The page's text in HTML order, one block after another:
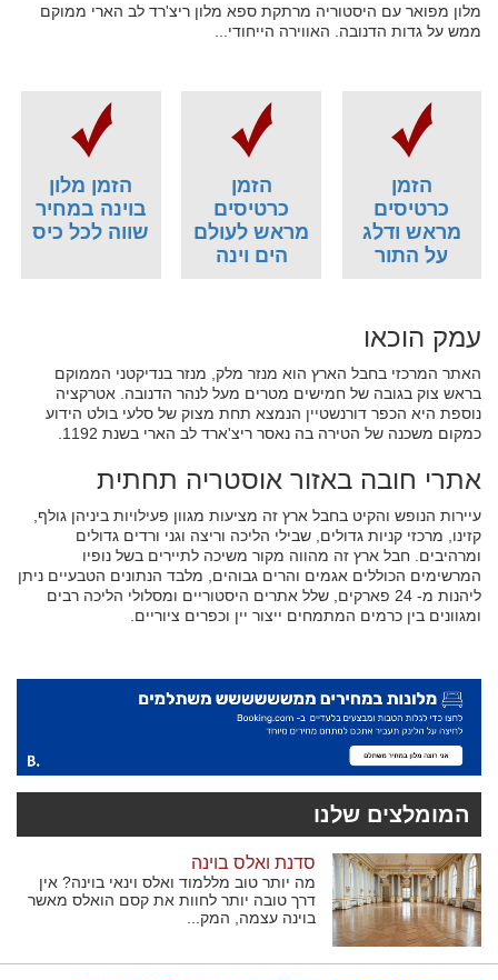
מלון מפואר עם היסטוריה מרתקת ספא מלון ריצ'רד לב הארי ממוקם
ממש על גדות הדנובה. האווירה הייחודי...
הזמן
כרטיסים
מראש ודלג
על התור
הזמן
כרטיסים
מראש לעולם
הים וינה
הזמן מלון
בוינה במחיר
שווה לכל כיס
עמק הוכאו
האתר המרכזי בחבל הארץ הוא מנזר מלק, מנזר בנדיקטני הממוקם
בראש צוק בגובה של חמישים מטרים מעל לנהר הדנובה. אטרקציה
נוספת היא הכפר דורנשטיין הנמצא תחת מצוק של סלעי בולט הידוע
כמקום משכנה של הטירה בה נאסר ריצ'ארד לב הארי בשנת 1192.
אתרי חובה באזור אוסטריה תחתית
עיירות הנופש והקיט בחבל ארץ זה מציעות מגוון פעילויות ביניהן גולף,
קזינו, מרכזי קניות גדולים, שבילי הליכה וריצה וגני ורדים גדולים
ומרהיבים. חבל ארץ זה מהווה מקור משיכה לתיירים בשל נופיו
המרשימים הכוללים אגמים והרים גבוהים, מלבד הנתונים הטבעיים ניתן
ליהנות מ- 24 פארקים, שלל אתרים היסטוריים ומסלולי הליכה רבים
ומגוונים בין כרמים המתמחים ייצור יין וכפרים ציוריים.
המומלצים שלנו
סדנת ואלס בוינה
מה יותר טוב מללמוד ואלס וינאי בוינה? אין
דרך טובה יותר לחוות את קסם הואלס מאשר
בוינה עצמה, המק...